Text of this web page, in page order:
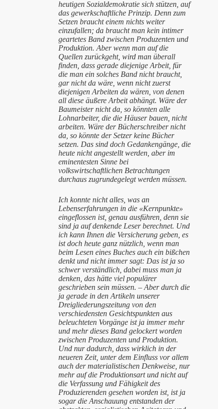
heutigen Sozialdemokratie sich stützen, auf
das gewerkschaftliche Prinzip. Denn zum
Setzen braucht einem nichts weiter
einzufallen; da braucht man kein intimer
geartetes Band zwischen Produzenten und
Produktion. Aber wenn man auf die
Quellen zurückgeht, wird man überall
finden, dass gerade diejenige Arbeit, für
die man ein solches Band nicht braucht,
gar nicht da wäre, wenn nicht zuerst
diejenigen Arbeiten da wären, von denen
all diese äußere Arbeit abhängt. Wäre der
Baumeister nicht da, so könnten alle
Lohnarbeiter, die die Häuser bauen, nicht
arbeiten. Wäre der Bücherschreiber nicht
da, so könnte der Setzer keine Bücher
setzen. Das sind doch Gedankengänge, die
heute nicht angestellt werden, aber im
eminentesten Sinne bei
volkswirtschaftlichen Betrachtungen
durchaus zugrundegelegt werden müssen.
Ich konnte nicht alles, was an
Lebenserfahrungen in die «Kernpunkte»
eingeflossen ist, genau ausführen, denn sie
sind ja auf denkende Leser berechnet. Und
ich kann Ihnen die Versicherung geben, es
ist doch heute ganz nützlich, wenn man
beim Lesen eines Buches auch ein bißchen
denkt und nicht immer sagt: Das ist ja so
schwer verständlich, dabei muss man ja
denken, das hätte viel populärer
geschrieben sein müssen. – Aber durch die
ja gerade in den Artikeln unserer
Dreigliederungszeitung von den
verschiedensten Gesichtspunkten aus
beleuchteten Vorgänge ist ja immer mehr
und mehr dieses Band gelockert worden
zwischen Produzenten und Produktion.
Und nur dadurch, dass wirklich in der
neueren Zeit, unter dem Einfluss vor allem
auch der materialistischen Denkweise, nur
mehr auf die Produktionsart und nicht auf
die Verfassung und Fähigkeit des
Produzierenden gesehen worden ist, ist ja
sogar die Anschauung entstanden der